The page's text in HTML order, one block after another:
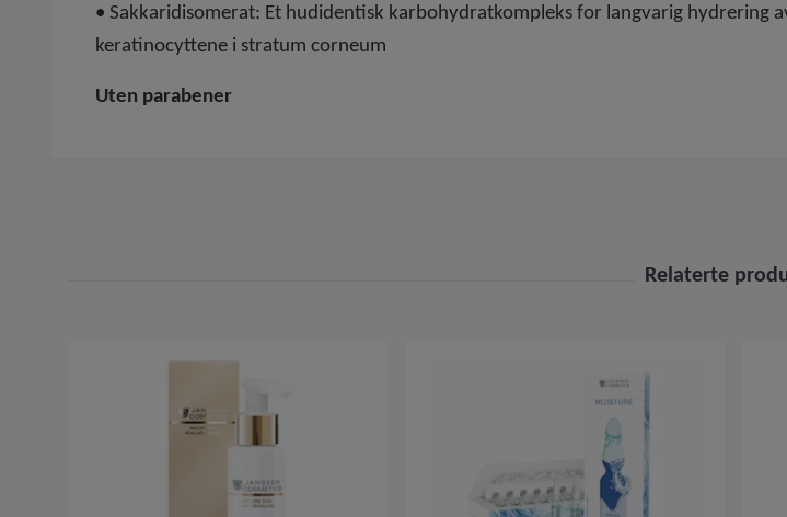
• Sakkaridisomerat: Et hudidentisk karbohydratkompleks for langvarig hydrering
keratinocyttene i stratum corneum
Uten parabener